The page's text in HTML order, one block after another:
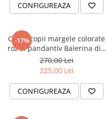
CONFIGUREAZA
-17%
Colier copii margele colorate
roz si pandantiv Balerina din
Argint 925
270,00 Lei
225,00 Lei
CONFIGUREAZA